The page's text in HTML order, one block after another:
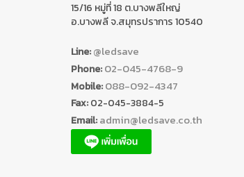
15/16 หมู่ที่ 18 ต.บางพลีใหญ่
อ.บางพลี จ.สมุทรปราการ 10540
Line:@ledsave
Phone:02-045-4768-9
Mobile:088-092-4347
Fax:02-045-3884-5
Email:admin@ledsave.co.th